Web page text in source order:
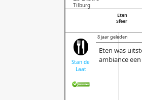
Tilburg
Eten
Sfeer
Stan de
Laat
8 jaar geleden
Eten was
ambiance